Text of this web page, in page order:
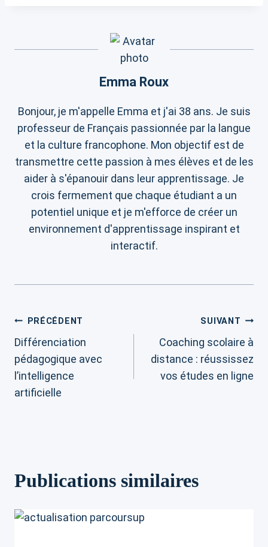
Emma Roux
Bonjour, je m'appelle Emma et j'ai 38 ans. Je suis
professeur de Français passionnée par la langue
et la culture francophone. Mon objectif est de
transmettre cette passion à mes élèves et de les
aider à s'épanouir dans leur apprentissage. Je
crois fermement que chaque étudiant a un
potentiel unique et je m'efforce de créer un
environnement d'apprentissage inspirant et
interactif.
Navigation
de
l’article
PRÉCÉDENT
Différenciation
pédagogique avec
l’intelligence
artificielle
SUIVANT
Coaching scolaire à
distance : réussissez
vos études en ligne
Publications similaires